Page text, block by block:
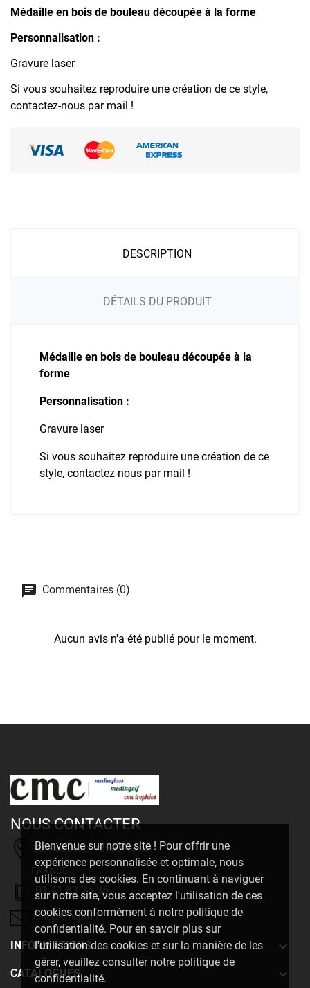
Bienvenue sur notre site ! Pour offrir une
expérience personnalisée et optimale, nous
utilisons des cookies. En continuant à naviguer
sur notre site, vous acceptez l'utilisation de ces
cookies conformément à notre politique de
confidentialité. Pour en savoir plus sur
l'utilisation des cookies et sur la manière de les
gérer, veuillez consulter notre politique de
confidentialité.
Médaille en bois de bouleau découpée à la forme
Personnalisation :
Gravure laser
Si vous souhaitez reproduire une création de ce style,
contactez-nous par mail !
DESCRIPTION
DÉTAILS DU PRODUIT
Médaille en bois de bouleau découpée à la
forme
Personnalisation :
Gravure laser
Si vous souhaitez reproduire une création de ce
style, contactez-nous par mail !
Commentaires (0)
Aucun avis n'a été publié pour le moment.
NOUS CONTACTER
20, Rue Delizy 93500 Pantin
FRANCE
01 41 83 25 35
cmc@cmcpro.fr
INFORMATIONS 
CATALOGUES 